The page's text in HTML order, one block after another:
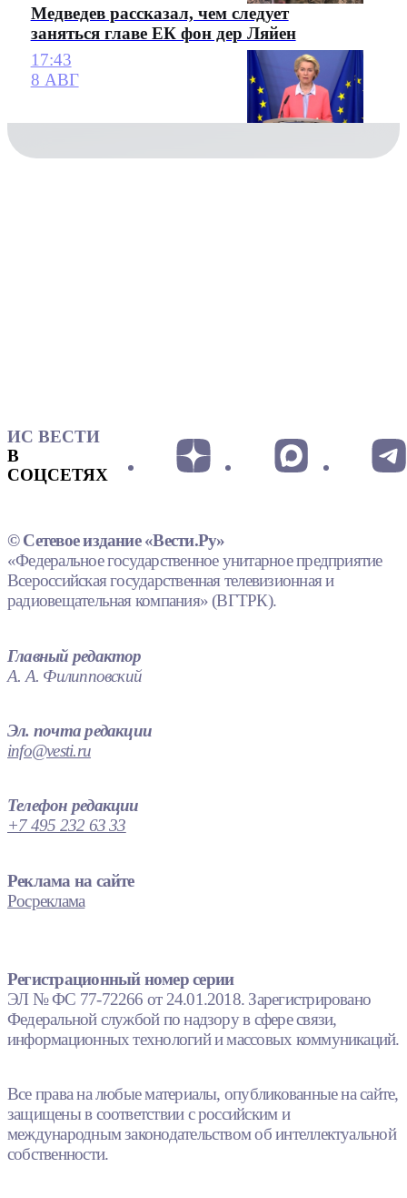
Медведев рассказал, чем следует
заняться главе ЕК фон дер Ляйен
17:43
8 АВГ
ИС ВЕСТИ
В
СОЦСЕТЯХ
© Сетевое издание «Вести.Ру»
«Федеральное государственное унитарное предприятие
Всероссийская государственная телевизионная и
радиовещательная компания» (ВГТРК).
Главный редактор
А. А. Филипповский
Эл. почта редакции
info@vesti.ru
Телефон редакции
+7 495 232 63 33
Реклама на сайте
Росреклама
Регистрационный номер серии
ЭЛ № ФС 77-72266 от 24.01.2018. Зарегистрировано
Федеральной службой по надзору в сфере связи,
информационных технологий и массовых коммуникаций.
Все права на любые материалы, опубликованные на сайте,
защищены в соответствии с российским и
международным законодательством об интеллектуальной
собственности.